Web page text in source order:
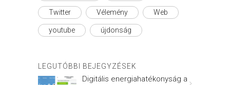
Twitter Vélemény Web
youtube újdonság
LEGUTÓBBI BEJEGYZÉSEK
Digitális energiahatékonyság a